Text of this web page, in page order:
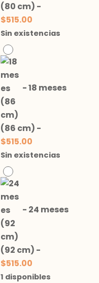
(80 cm) -
$515.00
Sin existencias
-18 meses
(86 cm) -
$515.00
Sin existencias
- 24 meses
(92 cm) -
$515.00
1 disponibles